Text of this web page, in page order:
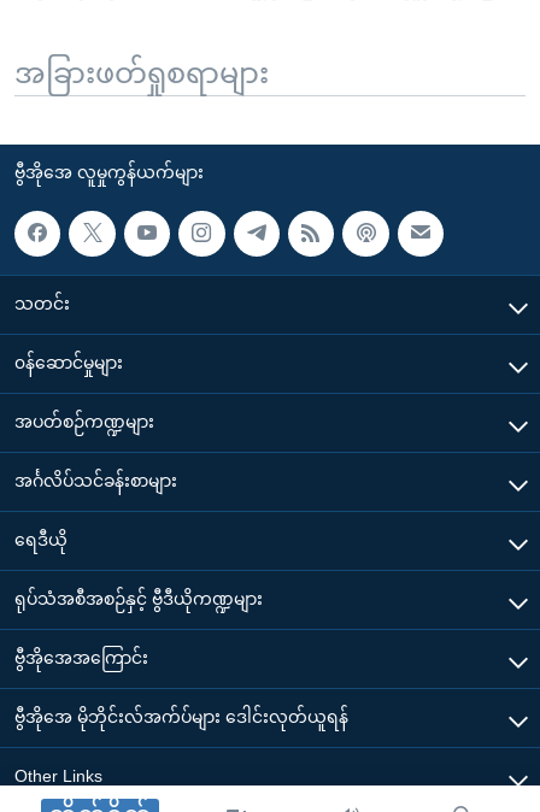
အခြားဖတ်ရှုစရာများ
ဗွီအိုအေ လူမှုကွန်ယက်များ
သတင်း
၀န်ဆောင်မှုများ
အပတ်စဉ်ကဏ္ဍများ
အင်္ဂလိပ်သင်ခန်းစာများ
ရေဒီယို
ရုပ်သံအစီအစဉ်နှင့် ဗွီဒီယိုကဏ္ဍများ
ဗွီအိုအေအကြောင်း
ဗွီအိုအေ မိုဘိုင်းလ်အက်ပ်များ ဒေါင်းလုတ်ယူရန်
Other Links